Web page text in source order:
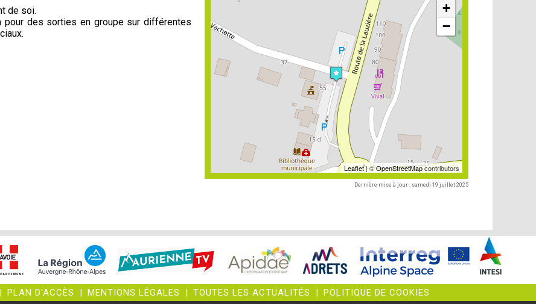
de soi.
des sorties en groupe sur différentes
+
−
Leaflet| ©OpenStreetMapcontributors
Dernière mise à jour : samedi 19 juillet 2025
| PLAN D'ACCÈS | MENTIONS LÉGALES | TOUTES LES ACTUALITÉS | POLITIQUE DE COOKIES